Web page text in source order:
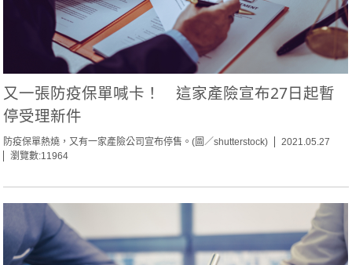
又一張防疫保單喊卡！ 這家產險宣布27日起暫
停受理新件
防疫保單熱燒，又有一家產險公司宣布停售。(圖／shutterstock)
2021.05.27
瀏覽數:11964